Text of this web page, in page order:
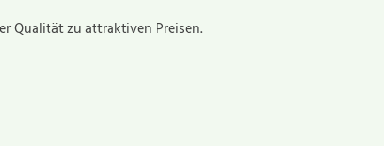
Qualität zu attraktiven Preisen.